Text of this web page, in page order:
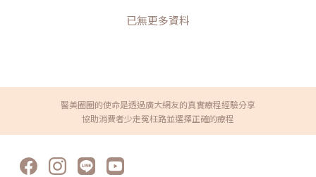
體驗並接下了「Oligio玩美電波」的產品代言任務。出席活動當天正好
碰上了小S的生日，他也許下45歲的生日願望：「一年比一年更年輕，
熱。」(左起)韓佳人診所院長陳芳蒂醫師、君綺醫美診所院長蔣柏智醫
師、Oligio玩美電波形象大使徐熙娣(小Ｓ)、瑩佳國際執行長石旻慶
Rock、瑩佳國際總經理曾俊浩Marco (圖/品牌提供)小編為大家彙整
探頭貼合面積優於傳統的3 cm²探頭，有效減少33%的治療發數。 ►4
大安全設計：結合「接觸式冷卻」、「即時的溫度偵測」、「貼合面積
已無更多資料
醫美圈圈的使命是透過廣大網友的真實療程經驗分享
協助消費者少走冤枉路並選擇正確的療程